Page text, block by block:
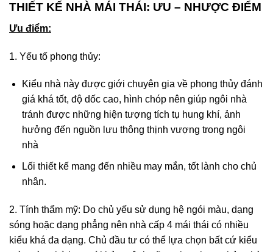
THIẾT KẾ NHÀ MÁI THÁI: ƯU – NHƯỢC ĐIỂM
Ưu điểm:
1. Yếu tố phong thủy:
Kiểu nhà này được giới chuyên gia về phong thủy đánh
giá khá tốt, độ dốc cao, hình chóp nên giúp ngôi nhà
tránh được những hiện tượng tích tụ hung khí, ảnh
hưởng đến nguồn lưu thông thịnh vượng trong ngôi
nhà
Lối thiết kế mang đến nhiều may mắn, tốt lành cho chủ
nhân.
2. Tính thẩm mỹ: Do chủ yếu sử dụng hệ ngói màu, dạng
sóng hoặc dạng phẳng nên nhà cấp 4 mái thái có nhiều
kiểu khá đa dạng. Chủ đầu tư có thể lựa chọn bất cứ kiểu